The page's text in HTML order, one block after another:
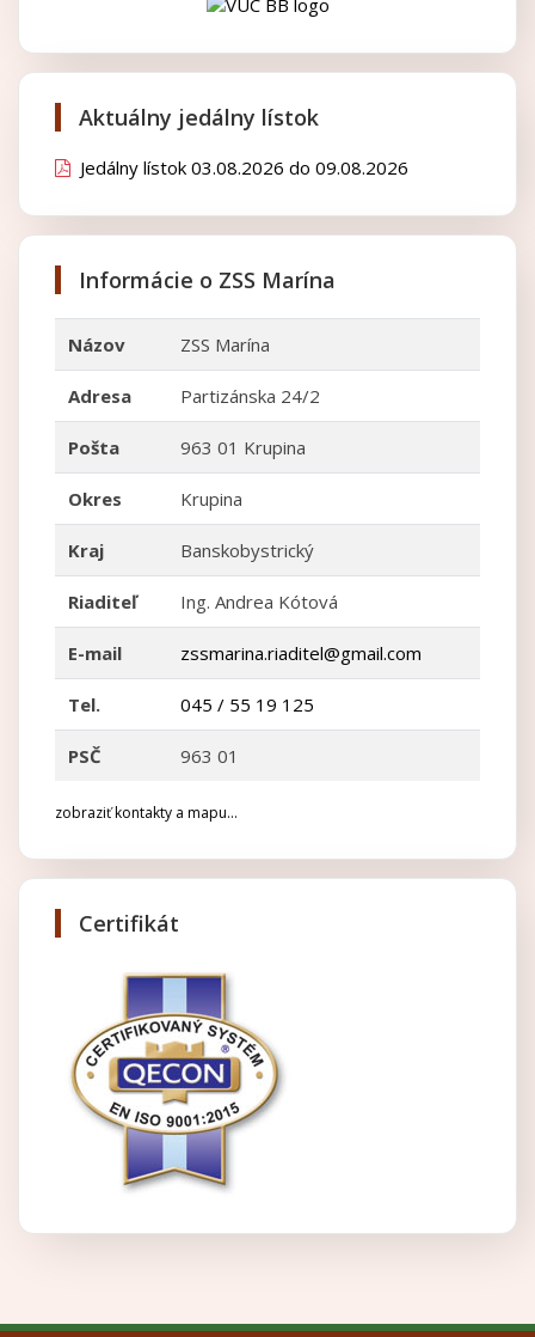
Aktuálny jedálny lístok
Jedálny lístok 03.08.2026 do 09.08.2026
Informácie o ZSS Marína
Názov ZSS Marína
Adresa Partizánska 24/2
Pošta 963 01 Krupina
Okres Krupina
Kraj Banskobystrický
Riaditeľ Ing. Andrea Kótová
E-mail zssmarina.riaditel@gmail.com
Tel. 045 / 55 19 125
PSČ 963 01
zobraziť kontakty a mapu...
Certifikát